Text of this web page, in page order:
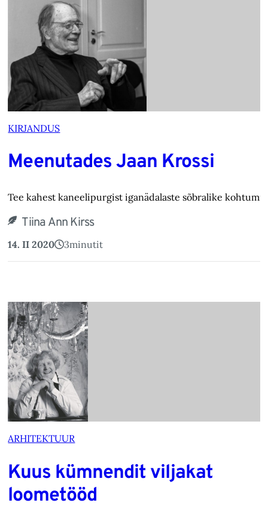
KIRJANDUS
Meenutades Jaan Krossi
Tee kahest kaneelipurgist iganädalaste sõbralike
Tiina Ann Kirss
14. II 2020 3minutit
ARHITEKTUUR
Kuus kümnendit viljakat
loometööd